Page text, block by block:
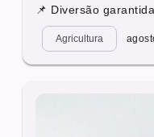
📌 Diversão
Agricultura